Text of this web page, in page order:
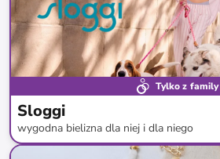
Tylko z family
Sloggi
wygodna bielizna dla niej i dla niego